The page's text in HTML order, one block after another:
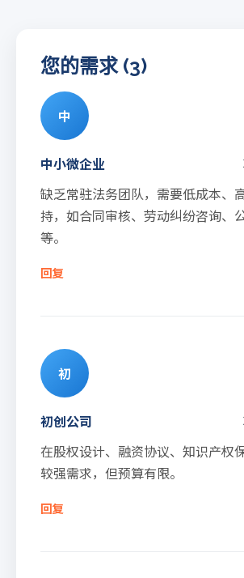
您的需求 (3)
中
中小微企业
缺乏常驻法务团队，需要低成本、
持，如合同审核、劳动纠纷咨询、
等。
回复
初
初创公司
在股权设计、融资协议、知识产权
较强需求，但预算有限。
回复